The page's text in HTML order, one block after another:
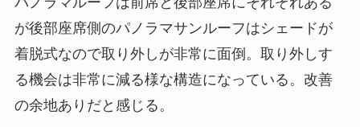
が後部座席側のパノラマサンルーフはシェードが
着脱式なので取り外しが非常に面倒。取り外しす
る機会は非常に減る様な構造になっている。改善
の余地ありだと感じる。